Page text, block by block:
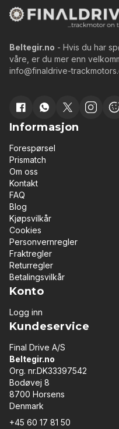
Beltegir.no - Hvis du har
våre, er du mer enn
info@finaldrive-
Informasjon
Forespørsel
Prismatch
Om oss
Kontakt
FAQ
Blog
Kjøpsvilkår
Cookies
Personvernregler
Fraktregler
Returregler
Betalingsvilkår
Konto
Logg inn
Kundeservice
Final Drive A/S
Beltegir.no
Org. nr.DK33397542
Bodøvej 8
8700 Horsens
Denmark
+45 60 17 81 50